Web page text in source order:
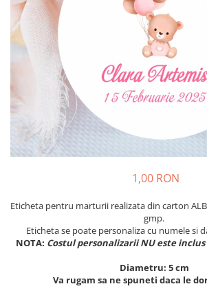
Meniuri & nr de BOTEZ
Plicuri si cartoane pentru INVITATII
TAVA pentru MOT
Cruciulite de BOTEZ
Invitatii BANCHET
Baloane & decoratiuni BOTEZ
Trusouri & Lumanari Botez
Pahare Miri & Nasi
Cocarde nunta
Inmormatare/pomana
Meniuri pentru NUNTA
Decoratiuni NUNTA
1,00 RON
Eticheta pentru marturii realizata din carton
gmp.
Eticheta se poate personaliza cu numele si
NOTA: Costul personalizarii NU este
Diametru: 5 cm
Va rugam sa ne spuneti daca le